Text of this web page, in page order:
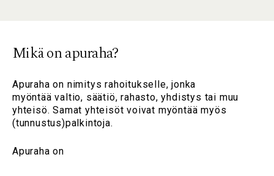
Mikä on apuraha?
Apuraha on nimitys rahoitukselle, jonka
myöntää valtio, säätiö, rahasto, yhdistys tai muu
yhteisö. Samat yhteisöt voivat myöntää myös
(tunnustus)palkintoja.
Apuraha on